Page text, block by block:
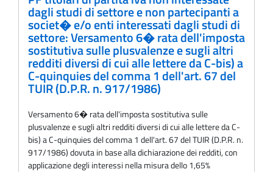
dagli studi di settore e non partecipanti a
societ� e/o enti interessati dagli studi di
settore: Versamento 6� rata dell'imposta
sostitutiva sulle plusvalenze e sugli altri
redditi diversi di cui alle lettere da C-bis) a
C-quinquies del comma 1 dell'art. 67 del
TUIR (D.P.R. n. 917/1986)
Versamento 6� rata dell'imposta sostitutiva sulle
plusvalenze e sugli altri redditi diversi di cui alle lettere da C-
bis) a C-quinquies del comma 1 dell'art. 67 del TUIR (D.P.R. n.
917/1986) dovuta in base alla dichiarazione dei redditi, con
applicazione degli interessi nella misura dello 1,65%